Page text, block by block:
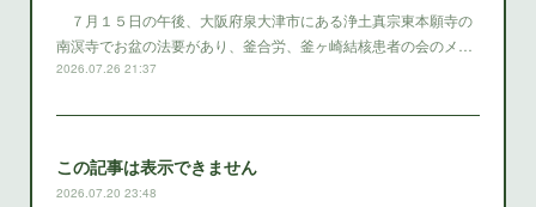
７月１５日の午後、大阪府泉大津市にある浄土真宗東本願寺の
南溟寺でお盆の法要があり、釜合労、釜ヶ崎結核患者の会のメ…
2026.07.26 21:37
この記事は表示できません
2026.07.20 23:48